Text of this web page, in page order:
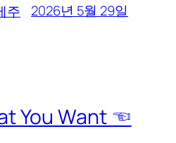
주 2026년 5월 29일
You Want ☜